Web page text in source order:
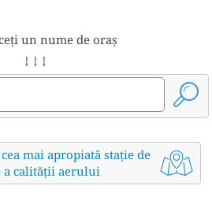
un nume de oraș
↓ ↓ ↓
mai apropiată stație de
calității aerului